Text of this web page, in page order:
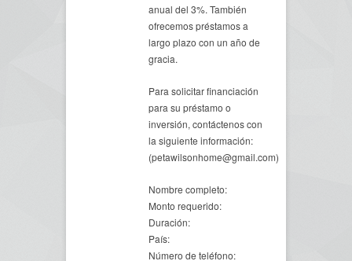
anual del 3%. También
ofrecemos préstamos a
largo plazo con un año de
gracia.
Para solicitar financiación
para su préstamo o
inversión, contáctenos con
la siguiente información:
(petawilsonhome@gmail.com)
Nombre completo:
Monto requerido:
Duración:
País:
Número de teléfono: